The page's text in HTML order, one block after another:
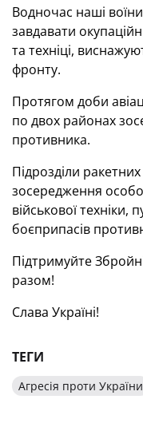
Водночас наші
завдавати
та техніці,
фронту.
Протягом доби
по двох районах
противника.
Підрозділи
зосередження
військової техніки,
боєприпасів
Підтримуйте
разом!
Слава Україні!
ТЕГИ
Агресія проти України